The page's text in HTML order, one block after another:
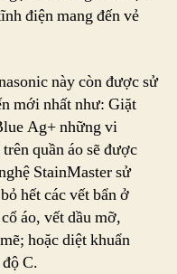
điện mang đến vẻ
này còn được sử
mới nhất như: Giặt
Ag+ những vi
quần áo sẽ được
StainMaster sử
hết các vết bẩn ở
áo, vết dầu mỡ,
hoặc diệt khuẩn
C.